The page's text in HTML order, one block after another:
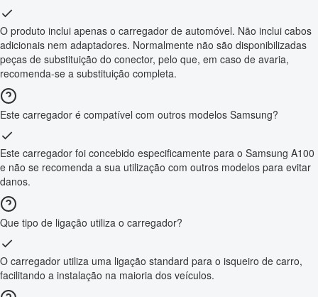
O produto inclui apenas o carregador de automóvel. Não inclui cabos
adicionais nem adaptadores. Normalmente não são disponibilizadas
peças de substituição do conector, pelo que, em caso de avaria,
recomenda-se a substituição completa.
Este carregador é compatível com outros modelos Samsung?
Este carregador foi concebido especificamente para o Samsung A100
e não se recomenda a sua utilização com outros modelos para evitar
danos.
Que tipo de ligação utiliza o carregador?
O carregador utiliza uma ligação standard para o isqueiro de carro,
facilitando a instalação na maioria dos veículos.